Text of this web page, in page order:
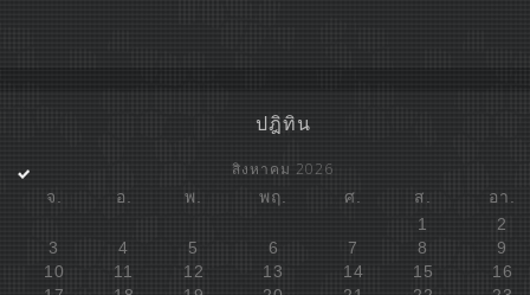
ปฎิทิน
สิงหาคม 2026
จ. อ. พ. พฤ. ศ. ส.
อา.
1
2
3
4 5 6 7 8
9
10
11 12 13 14 15
16